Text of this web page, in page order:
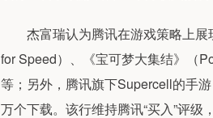
杰富瑞认为腾讯在游戏策略上展
for Speed）、《宝可梦大集结》（
等；另外，腾讯旗下Supercell的手
万个下载。该行维持腾讯“买入”评级